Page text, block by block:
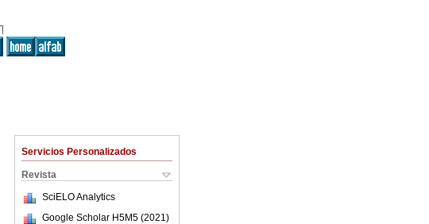
Servicios Personalizados
Revista
SciELO Analytics
Google Scholar H5M5 (2021 )